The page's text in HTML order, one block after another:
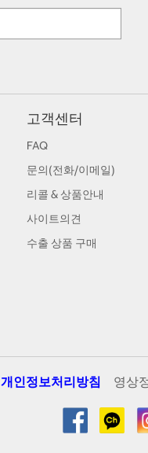
고객센터
FAQ
문의(전화/이메일)
리콜 & 상품안내
사이트의견
수출 상품 구매
개인정보처리방침 영상